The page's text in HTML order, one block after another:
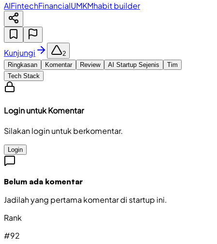
AIFintechFinancialUMKMhabit builder
Kunjungi
2
Ringkasan
Komentar Review AI Startup Sejenis
Tim
Tech Stack
Login untuk Komentar
Silakan login untuk berkomentar.
Login
Belum ada komentar
Jadilah yang pertama komentar di startup ini.
Rank
#92